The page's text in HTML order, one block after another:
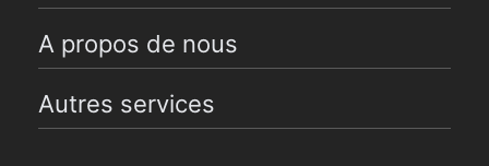
A propos de nous
Autres services